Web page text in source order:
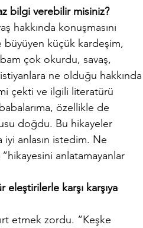
bilgi verebilir misiniz?
hakkında konuşmasını
büyüyen küçük kardeşim,
çok okurdu, savaş,
ne olduğu hakkında
çekti ve ilgili literatürü
özellikle de
doğdu. Bu hikayeler
anlasın istedim. Ne
anlatamayanlar
karşı karşıya
etmek zordu. “Keşke